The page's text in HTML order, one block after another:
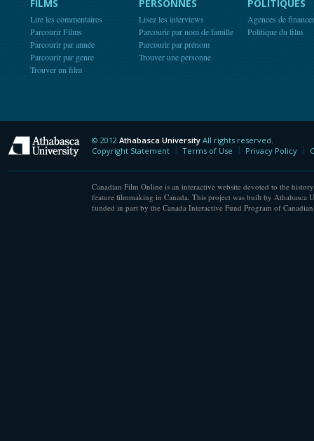
FILMS
Lire les commentaires
Parcourir Films
Parcourir par année
Parcourir par genre
Trouver un film
PERSONNES
Lisez les interviews
Parcourir par nom de famille
Parcourir par prénom
Trouver une personne
POLITIQUES
Agences de
Politique du film
Athabasca University
© 2012 Athabasca University All rights reserved.
Copyright Statement
Terms of Use Privacy Policy
Canadian Film Online is an interactive website devoted to the
feature filmmaking in Canada. This project was built by Athabasca
funded in part by the Canada Interactive Fund Program of